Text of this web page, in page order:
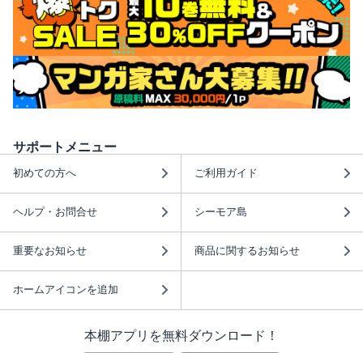
サポートメニュー
初めての方へ ご利用ガイド
ヘルプ・お問合せ シーモア島
重要なお知らせ 商品に関するお知らせ
ホームアイコンを追加
本棚アプリを無料ダウンロード！